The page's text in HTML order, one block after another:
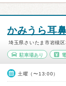
かみうら耳
埼玉県さいたま市岩槻区
駐車場あり
土曜（〜13:00）